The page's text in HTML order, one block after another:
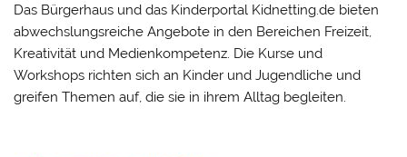
Das Bürgerhaus und das Kinderportal Kidnetting.de bieten
abwechslungsreiche Angebote in den Bereichen Freizeit,
Kreativität und Medienkompetenz. Die Kurse und
Workshops richten sich an Kinder und Jugendliche und
greifen Themen auf, die sie in ihrem Alltag begleiten.